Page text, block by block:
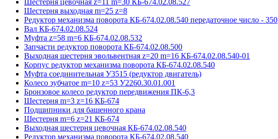
Шестерня выходная m=25 z=8
Редуктор механизма поворота КБ-674.02.08.540 передаточное число - 350
Вал КБ-674.02.08.524
Муфта z=58 m=6 КБ-674.02.08.532
Запчасти редуктор поворота КБ-674.02.08.500
Выходная шестерня эвольвентная z=20 m=16 КБ-674.02.08.540-01
Корпус редуктор механизма поворота КБ-674.02.08.540
Муфта соединительная У3515 (редуктор двигатель)
Колесо зубчатое m=10 z=53 У2260.30.01.001
Бронзовое колесо редуктор передвижения ПК-6,3
Шестерня m=3 z=16 КБ-674
Подшипники для башенного крана
Шестерня m=6 z=21 КБ-674
Выходная шестерня цевочная КБ-674.02.08.540
Редуктор механизма поворота КБ-674.02.08.540